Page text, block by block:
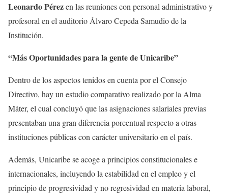
Leonardo Pérezen las reuniones con personal administrativo y
profesoral en el auditorio Álvaro Cepeda Samudio de la
Institución.
“Más Oportunidades para la gente de Unicaribe”
Dentro de los aspectos tenidos en cuenta por el Consejo
Directivo, hay un estudio comparativo realizado por la Alma
Máter, el cual concluyó que las asignaciones salariales previas
presentaban una gran diferencia porcentual respecto a otras
instituciones públicas con carácter universitario en el país.
Además, Unicaribe se acoge a principios constitucionales e
internacionales, incluyendo la estabilidad en el empleo y el
principio de progresividad y no regresividad en materia laboral,